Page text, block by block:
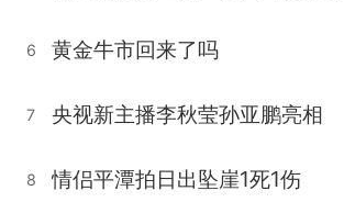
6 黄金牛市回来了吗
7 央视新主播李秋莹孙亚鹏亮相
8 情侣平潭拍日出坠崖1死1伤